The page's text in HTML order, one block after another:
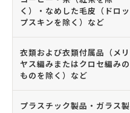
く）・なめした毛皮（ドロッ
プスキンを除く）など
衣類および衣類付属品（メリ
ヤス編みまたはクロセ編みの
ものを除く）など
プラスチック製品・ガラス製